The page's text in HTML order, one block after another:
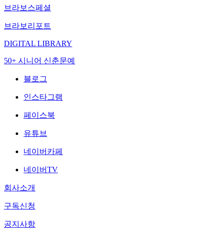
브라보스페셜
브라보리포트
DIGITAL LIBRARY
50+ 시니어 신춘문예
블로그
인스타그램
페이스북
유튜브
네이버카페
네이버TV
회사소개
구독신청
공지사항